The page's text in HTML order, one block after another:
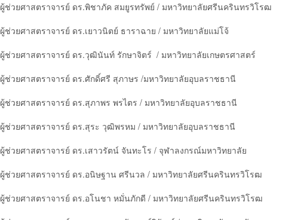
ผู้ช่วยศาสตราจารย์ ดร.พิชาภัค สมยูรทรัพย์ / มหาวิทยาลัยศรีนครินทรวิโรฒ
ผู้ช่วยศาสตราจารย์ ดร.เยาวนิตย์ ธาราฉาย / มหาวิทยาลัยแม่โจ้
ผู้ช่วยศาสตราจารย์ ดร.วุฒินันท์ รักษาจิตร์ / มหาวิทยาลัยเกษตรศาสตร์
ผู้ช่วยศาสตราจารย์ ดร.ศักดิ์ศรี สุภาษร /มหาวิทยาลัยอุบลราชธานี
ผู้ช่วยศาสตราจารย์ ดร.สุภาพร พรไตร / มหาวิทยาลัยอุบลราชธานี
ผู้ช่วยศาสตราจารย์ ดร.สุระ วุฒิพรหม / มหาวิทยาลัยอุบลราชธานี
ผู้ช่วยศาสตราจารย์ ดร.เสาวรัตน์ จันทะโร / จุฬาลงกรณ์มหาวิทยาลัย
ผู้ช่วยศาสตราจารย์ ดร.อนิษฐาน ศรีนวล / มหาวิทยาลัยศรีนครินทรวิโรฒ
ผู้ช่วยศาสตราจารย์ ดร.อโนชา หมั่นภักดี / มหาวิทยาลัยศรีนครินทรวิโรฒ